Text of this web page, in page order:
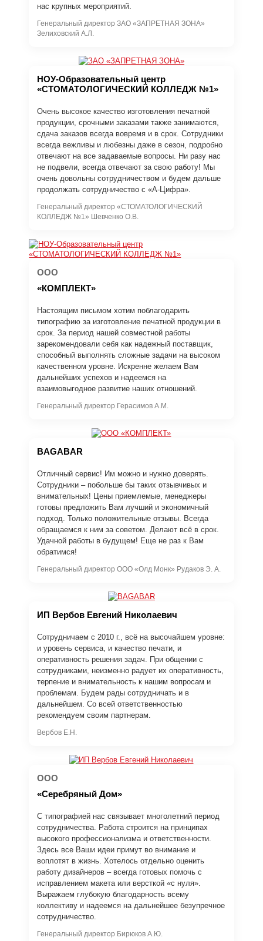
нас крупных мероприятий.
Генеральный директор ЗАО «ЗАПРЕТНАЯ ЗОНА»
Зелиховский А.Л.
НОУ-Образовательный центр
«СТОМАТОЛОГИЧЕСКИЙ КОЛЛЕДЖ №1»
Очень высокое качество изготовления печатной
продукции, срочными заказами также занимаются,
сдача заказов всегда вовремя и в срок. Сотрудники
всегда вежливы и любезны даже в сезон, подробно
отвечают на все задаваемые вопросы. Ни разу нас
не подвели, всегда отвечают за свою работу! Мы
очень довольны сотрудничеством и будем дальше
продолжать сотрудничество с «А-Цифра».
Генеральный директор «СТОМАТОЛОГИЧЕСКИЙ
КОЛЛЕДЖ №1» Шевченко О.В.
ООО
«КОМПЛЕКТ»
Настоящим письмом хотим поблагодарить
типографию за изготовление печатной продукции в
срок. За период нашей совместной работы
зарекомендовали себя как надежный поставщик,
способный выполнять сложные задачи на высоком
качественном уровне. Искренне желаем Вам
дальнейших успехов и надеемся на
взаимовыгодное развитие наших отношений.
Генеральный директор Герасимов А.М.
BAGABAR
Отличный сервис! Им можно и нужно доверять.
Сотрудники – побольше бы таких отзывчивых и
внимательных! Цены приемлемые, менеджеры
готовы предложить Вам лучший и экономичный
подход. Только положительные отзывы. Всегда
обращаемся к ним за советом. Делают всё в срок.
Удачной работы в будущем! Еще не раз к Вам
обратимся!
Генеральный директор ООО «Олд Монк» Рудаков Э. А.
ИП Вербов Евгений Николаевич
Сотрудничаем с 2010 г., всё на высочайшем уровне:
и уровень сервиса, и качество печати, и
оперативность решения задач. При общении с
сотрудниками, неизменно радует их оперативность,
терпение и внимательность к нашим вопросам и
проблемам. Будем рады сотрудничать и в
дальнейшем. Со всей ответственностью
рекомендуем своим партнерам.
Вербов Е.Н.
ООО
«Серебряный Дом»
С типографией нас связывает многолетний период
сотрудничества. Работа строится на принципах
высокого профессионализма и ответственности.
Здесь все Ваши идеи примут во внимание и
воплотят в жизнь. Хотелось отдельно оценить
работу дизайнеров – всегда готовых помочь с
исправлением макета или версткой «с нуля».
Выражаем глубокую благодарность всему
коллективу и надеемся на дальнейшее безупречное
сотрудничество.
Генеральный директор Бирюков А.Ю.